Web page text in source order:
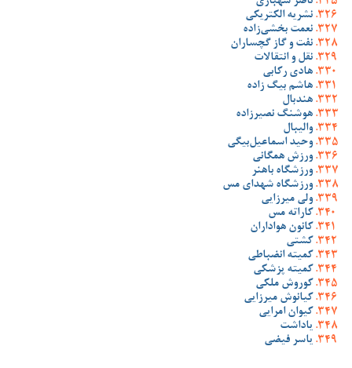
نشریه الکتریکی
نعمت بخشی‌زاده
نفت و گاز گچساران
نقل و انتقالات
هادی رکابی
هاشم بیگ زاده
هندبال
هوشنگ نصیرزاده
والیبال
وحید اسماعیل‌بیگی
ورزش همگانی
ورزشگاه باهنر
ورزشگاه شهدای مس
ولی میرزایی
کاراته مس
کانون هواداران
کشتی
کمیته انضباطی
کمیته پزشکی
کوروش ملکی
کیانوش میرزایی
کیوان امرایی
یاداشت
یاسر فیضی